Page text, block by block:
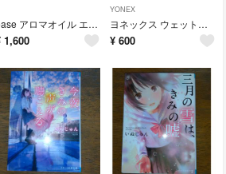
ease アロマオイル エッセンシャルオイル 5ml 4本＋チップ
1,600
YONEX
ヨネックス ウェットスーパーグリップ AC103 2本
¥ 600